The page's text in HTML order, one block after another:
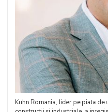
Kuhn Romania, lider pe piata de